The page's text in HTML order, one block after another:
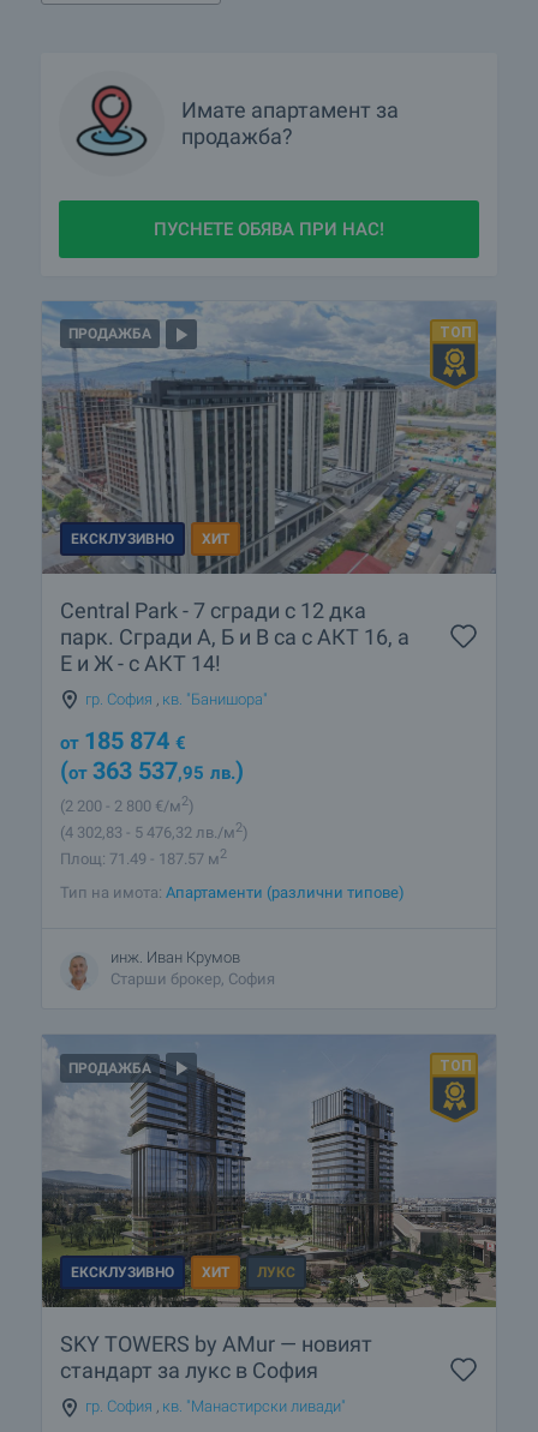
Имате апартамент за
продажба?
ПУСНЕТЕ ОБЯВА ПРИ НАС!
ПРОДАЖБА
ЕКСКЛУЗИВНО ХИТ
Central Park - 7 сгради с 12 дка
парк. Сгради А, Б и В са с АКТ 16, а
Е и Ж - с АКТ 14!
гр. София кв. "Банишора"
от 185 874 €
(от 363 537,95 лв.)
(2 200 - 2 800 €/м2)
(4 302,83 - 5 476,32 лв./м2)
Площ: 71.49 - 187.57 м2
Тип на имота: Апартаменти (различни типове)
инж. Иван Крумов
Старши брокер, София
ПРОДАЖБА
ЕКСКЛУЗИВНО ХИТ ЛУКС
SKY TOWERS by AMur — новият
стандарт за лукс в София
гр. София , кв. "Манастирски ливади"